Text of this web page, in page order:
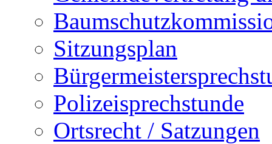
Sitzungsplan
Polizeisprechstunde
Ortsrecht / Satzungen